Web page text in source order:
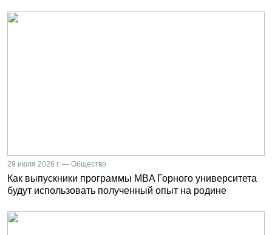
29 июля 2026 г. — Общество
Как выпускники программы MBA Горного университета
будут использовать полученный опыт на родине